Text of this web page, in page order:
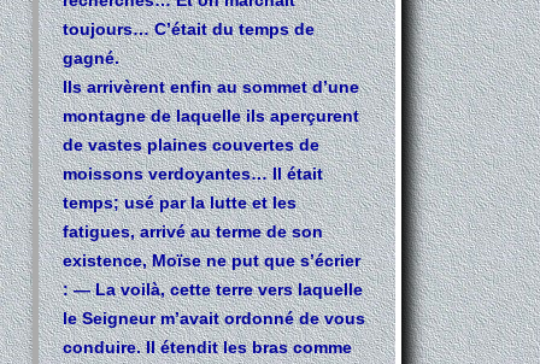
toujours… C’était du temps de
gagné.
Ils arrivèrent enfin au sommet d’une
montagne de laquelle ils aperçurent
de vastes plaines couvertes de
moissons verdoyantes… Il était
temps; usé par la lutte et les
fatigues, arrivé au terme de son
existence, Moïse ne put que s’écrier
: — La voilà, cette terre vers laquelle
le Seigneur m’avait ordonné de vous
conduire. Il étendit les bras comme